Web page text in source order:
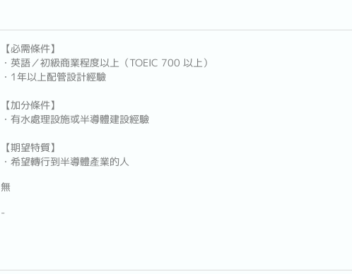
【必需條件】
・英語／初級商業程度以上（TOEIC 700 以上）
・1年以上配管設計經驗
【加分條件】
・有水處理設施或半導體建設經驗
【期望特質】
・希望轉行到半導體產業的人
無
-